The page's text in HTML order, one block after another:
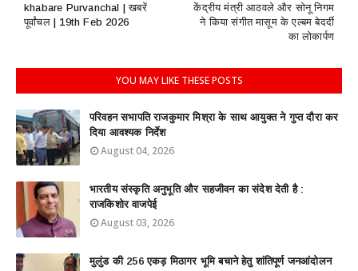
केंद्रीय मंत्री आठवले और सोनू निगम
ने किया संगीत मासूम के एल्बम बेदर्दी
का लोकार्पण
khabare Purvanchal | खबरें
पूर्वांचल | 19th Feb 2026
YOU MAY LIKE THESE POSTS
परिवहन सभापति राजकुमार मिश्रा के साथ आयुक्त ने गुप्त दौरा कर
दिया आवश्यक निर्देश
August 04, 2026
भारतीय संस्कृति अनुभूति और सहजीवन का संदेश देती है :
राजकिशोर वाजपेई
August 03, 2026
मुलुंड की 256 एकड़ मिठागर भूमि बचाने हेतु शांतिपूर्ण जनआंदोलन